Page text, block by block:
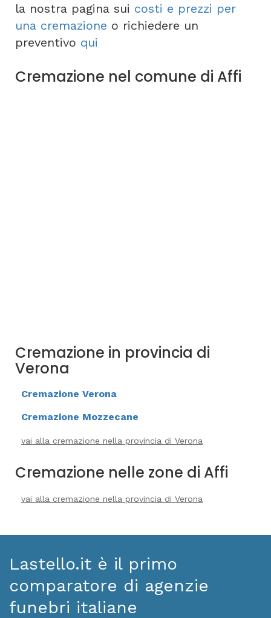
la nostra pagina sui costi e prezzi per
una cremazione o richiedere un
preventivo qui
Cremazione nel comune di Affi
Cremazione in provincia di
Verona
Cremazione Verona
Cremazione Mozzecane
vai alla cremazione nella provincia di Verona
Cremazione nelle zone di Affi
vai alla cremazione nella provincia di Verona
Lastello.it è il primo
comparatore di agenzie
funebri italiane